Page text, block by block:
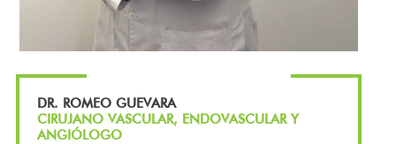
DR. ROMEO GUEVARA
CIRUJANO VASCULAR, ENDOVASCULAR Y
ANGIÓLOGO